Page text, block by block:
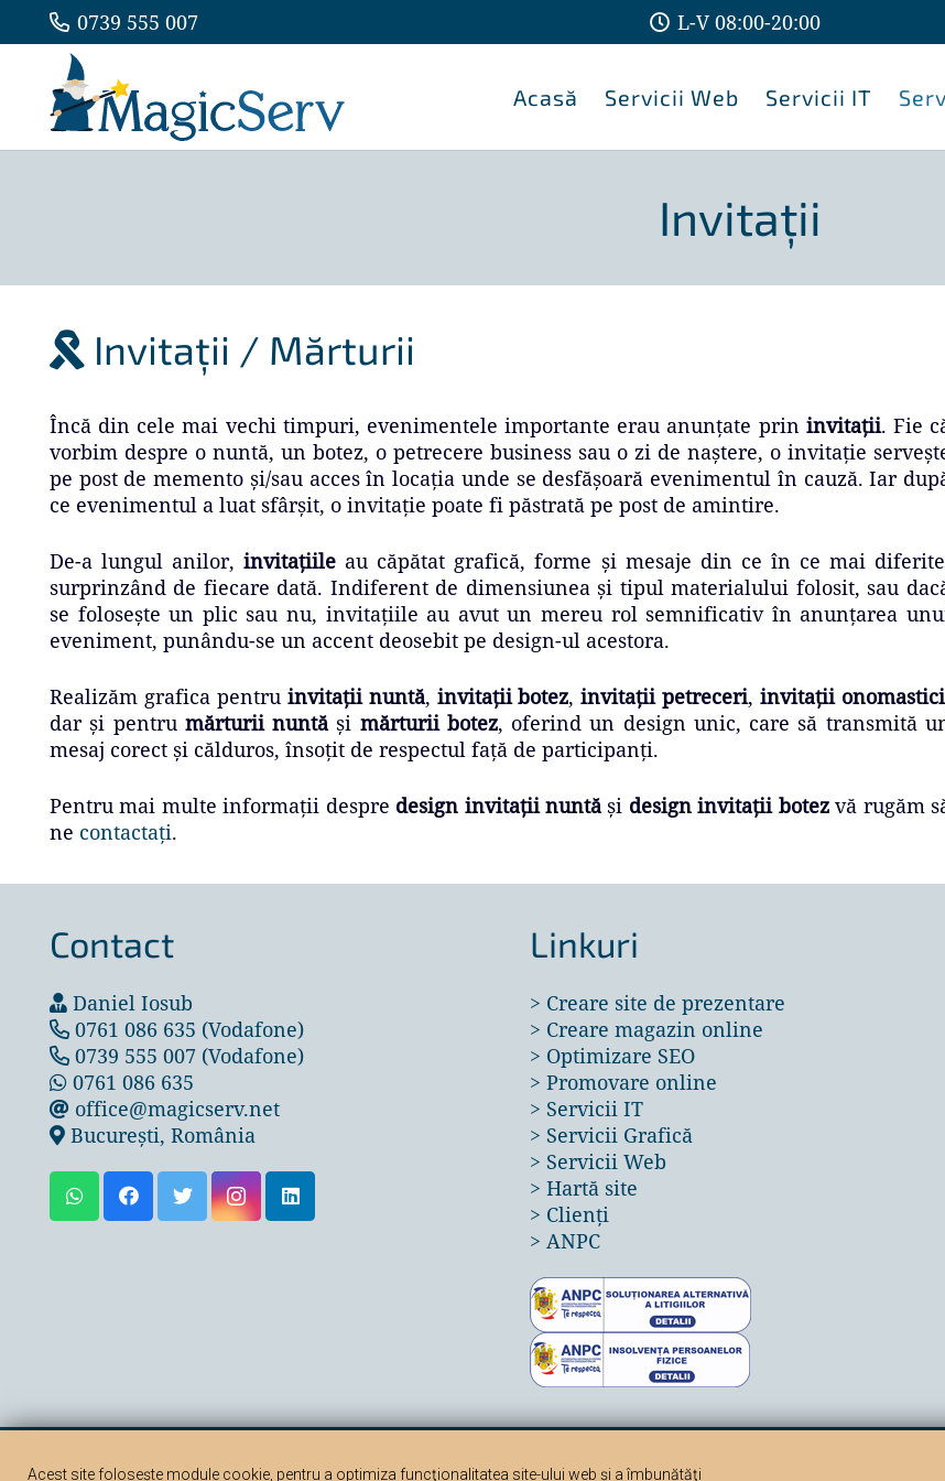
0739 555 007 L-V 08:00-20:00
Acasă Servicii Web Servicii IT
Invitații
Invitații / Mărturii
Încă din cele mai vechi timpuri, evenimentele importante erau anunțate prin invitații. Fie
vorbim despre o nuntă, un botez, o petrecere business sau o zi de naștere, o invitație
pe post de memento și/sau acces în locația unde se desfășoară evenimentul în cauză. Iar
ce evenimentul a luat sfârșit, o invitație poate fi păstrată pe post de amintire.
De-a lungul anilor,invitațiile au căpătat grafică, forme și mesaje din ce în ce mai
surprinzând de fiecare dată. Indiferent de dimensiunea și tipul materialului folosit, sau
se folosește un plic sau nu, invitațiile au avut un mereu rol semnificativ în anunțarea
eveniment, punându-se un accent deosebit pe design-ul acestora.
Realizăm grafica pentru invitații nuntă, invitații botez,invitații petreceri,invitații onomastici
dar și pentru mărturii nuntăși mărturii botez, oferind un design unic, care să transmită
mesaj corect și călduros, însoțit de respectul față de participanți.
Pentru mai multe informații despre design invitații nuntăși design invitații botezvă rugăm
ne contactați.
Contact
Daniel Iosub
0761 086 635 (Vodafone)
0739 555 007 (Vodafone)
0761 086 635
office@magicserv.net
București, România
Linkuri
> Creare site de prezentare
> Creare magazin online
> Optimizare SEO
> Promovare online
> Servicii IT
> Servicii Grafică
> Servicii Web
> Hartă site
> Clienți
> ANPC
© 2000-2026MagicServ. Copierea parțială sau totală a textelor de pe acest site reprezintă încălcarea drepturilor
Acest site folosește module cookie, pentru a optimiza funcţionalitatea site-ului web şi a îmbunătăţi